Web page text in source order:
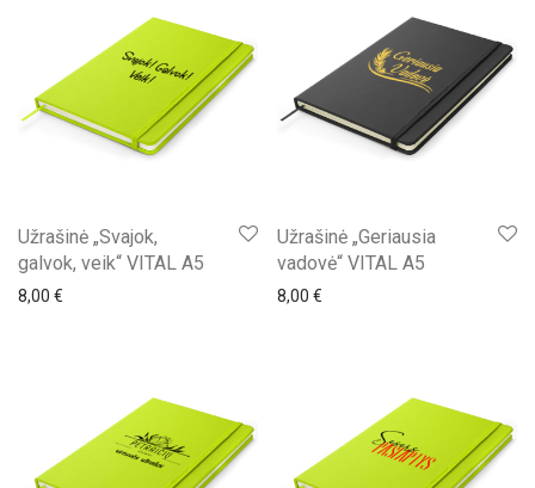
Užrašinė „Svajok,
galvok, veik“ VITAL A5
8,00 €
Užrašinė „Geriausia
vadovė“ VITAL A5
8,00 €